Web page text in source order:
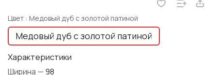
Цвет : Медовый дуб с золотой патиной
Медовый дуб с золотой патиной
Характеристики
Ширина — 98